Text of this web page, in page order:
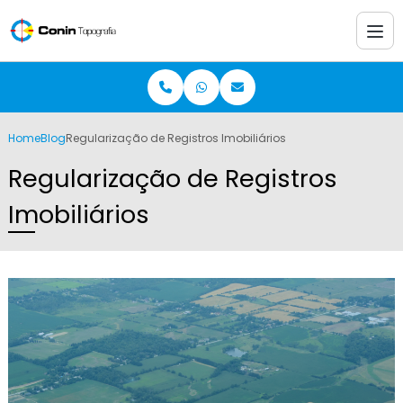
HomeBlogRegularização de Registros Imobiliários
Regularização de Registros
Imobiliários